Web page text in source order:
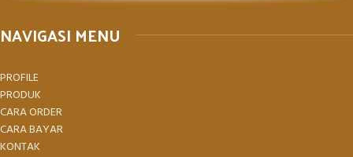
NAVIGASI MENU
PROFILE
PRODUK
CARA ORDER
CARA BAYAR
KONTAK